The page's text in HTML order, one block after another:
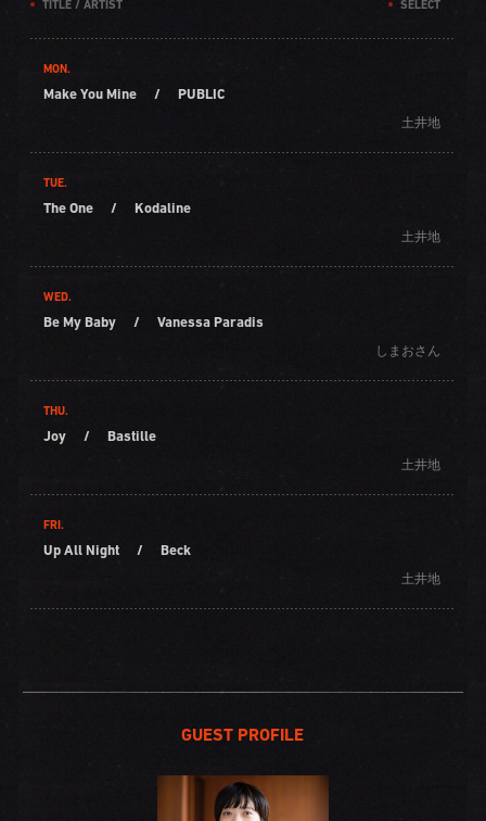
TITLE / ARTIST SELECT
MON.
Make You Mine / PUBLIC
土井地
TUE.
The One / Kodaline
土井地
WED.
Be My Baby / Vanessa Paradis
しまおさん
THU.
Joy / Bastille
土井地
FRI.
Up All Night / Beck
土井地
GUEST PROFILE